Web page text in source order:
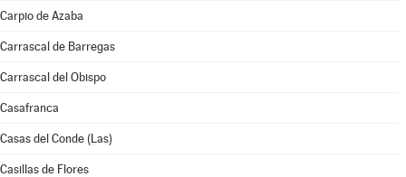
Carpio de Azaba
Carrascal de Barregas
Carrascal del Obispo
Casafranca
Casas del Conde (Las)
Casillas de Flores